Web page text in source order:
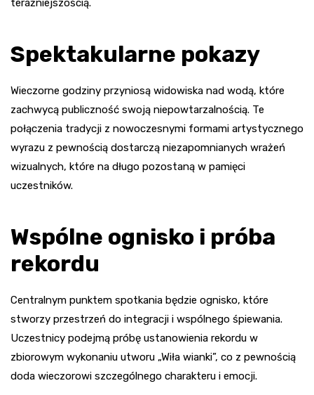
teraźniejszością.
Spektakularne pokazy
Wieczorne godziny przyniosą widowiska nad wodą, które
zachwycą publiczność swoją niepowtarzalnością. Te
połączenia tradycji z nowoczesnymi formami artystycznego
wyrazu z pewnością dostarczą niezapomnianych wrażeń
wizualnych, które na długo pozostaną w pamięci
uczestników.
Wspólne ognisko i próba
rekordu
Centralnym punktem spotkania będzie ognisko, które
stworzy przestrzeń do integracji i wspólnego śpiewania.
Uczestnicy podejmą próbę ustanowienia rekordu w
zbiorowym wykonaniu utworu „Wiła wianki”, co z pewnością
doda wieczorowi szczególnego charakteru i emocji.